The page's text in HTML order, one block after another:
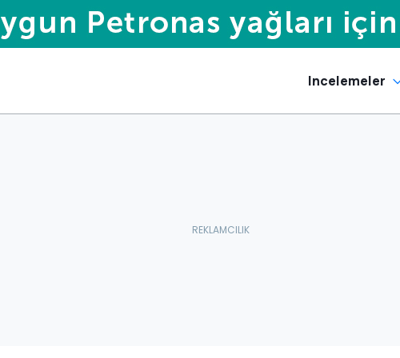
Incelemeler